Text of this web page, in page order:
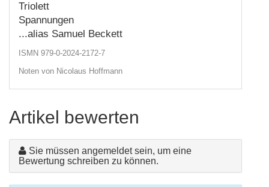
Triolett
Spannungen
...alias Samuel Beckett
ISMN 979-0-2024-2172-7
Noten von Nicolaus Hoffmann
Artikel bewerten
Sie müssen angemeldet sein, um eine
Bewertung schreiben zu können.